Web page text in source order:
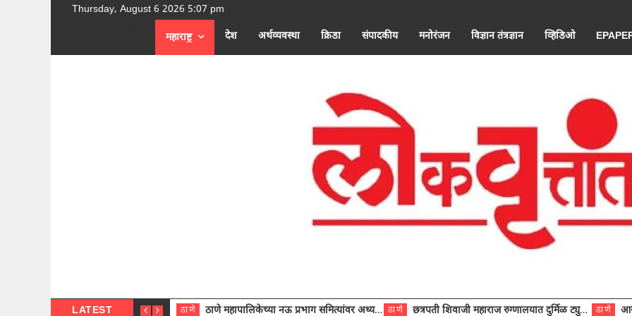
Thursday, August 6 2026 5:07 pm
महाराष्ट्र देश अर्थव्यवस्था क्रिडा संपादकीय मनोरंजन विज्ञान तंत्रज्ञान व्हिडिओ
LATEST ठाणे ठाणे महापालिकेच्या नऊ प्रभाग समित्यांवर अध्यक्ष विराजमान ठाणे छत्रपती शिवाजी महाराज रुग्णालयात दुर्मिळ ट्युमरची यशस्वी शस्त्रक्रिया ठाणे आरोग्य